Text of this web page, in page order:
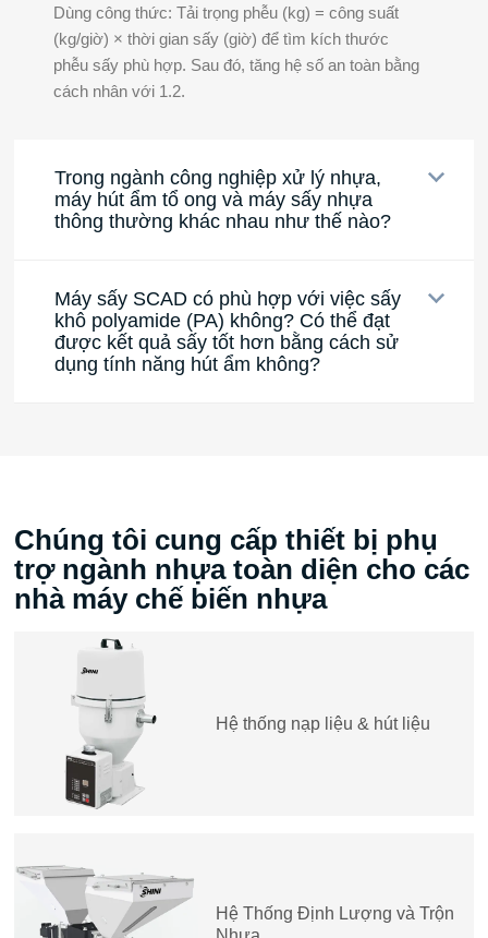
Dùng công thức: Tải trọng phễu (kg) = công suất
(kg/giờ) × thời gian sấy (giờ) để tìm kích thước
phễu sấy phù hợp. Sau đó, tăng hệ số an toàn bằng
cách nhân với 1.2.
Trong ngành công nghiệp xử lý nhựa,
máy hút ẩm tổ ong và máy sấy nhựa
thông thường khác nhau như thế nào?
Máy sấy SCAD có phù hợp với việc sấy
khô polyamide (PA) không? Có thể đạt
được kết quả sấy tốt hơn bằng cách sử
dụng tính năng hút ẩm không?
Chúng tôi cung cấp thiết bị phụ
trợ ngành nhựa toàn diện cho các
nhà máy chế biến nhựa
Hệ thống nạp liệu & hút liệu
Hệ Thống Định Lượng và Trộn